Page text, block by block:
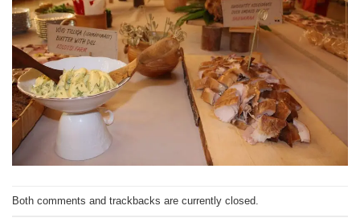
Both comments and trackbacks are currently closed.